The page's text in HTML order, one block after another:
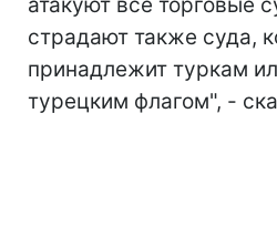
страдают также суда,
принадлежит туркам
турецким флагом", -